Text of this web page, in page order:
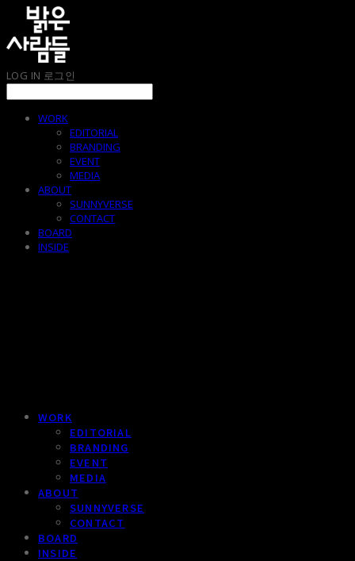
LOG IN 로그인
WORK
EDITORIAL
BRANDING
EVENT
MEDIA
ABOUT
SUNNYVERSE
CONTACT
BOARD
INSIDE
WORK
EDITORIAL
BRANDING
EVENT
MEDIA
ABOUT
SUNNYVERSE
CONTACT
BOARD
INSIDE